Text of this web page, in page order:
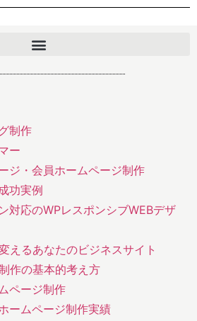
制作
ー
ジ・会員ホームページ制作
功実例
対応のWPレスポンシブWEBデザ
えるあなたのビジネスサイト
作の基本的考え方
ページ制作
ームページ制作実績